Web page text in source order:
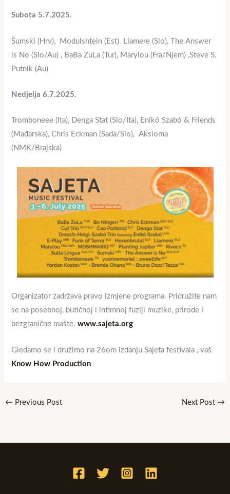
Subota 5.7.2025.
Šumski (Hrv), Modulshtein (Est). Liamere (Slo), The Answer
is No (Slo/Au) , BaBa ZuLa (Tur), Marylou (Fra/Njem) ,Steve S.
Putnik (Au)
Nedjelja 6.7.2025.
Tromboneee (Ita), Denga Stat (Slo/Ita), Enikő Szabó & Friends
(Mađarska), Chris Eckman (Sada/Slo), Aksioma
(NMK/Brajska)
Organizator zadržava pravo izmjene programa. Pridružite nam
se na posebnoj, butičnoj i intimnoj fuziji muzike, prirode i
bezgranične mašte.www.sajeta.org
Gledamo se i družimo na 26om izdanju Sajeta festivala , vaš
Know How Production
← Previous Post Next Post →